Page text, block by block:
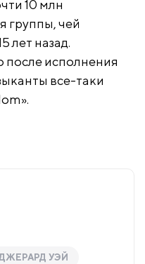
10 млн
группы, чей
лет назад.
после исполнения
все-таки
УЭЙ